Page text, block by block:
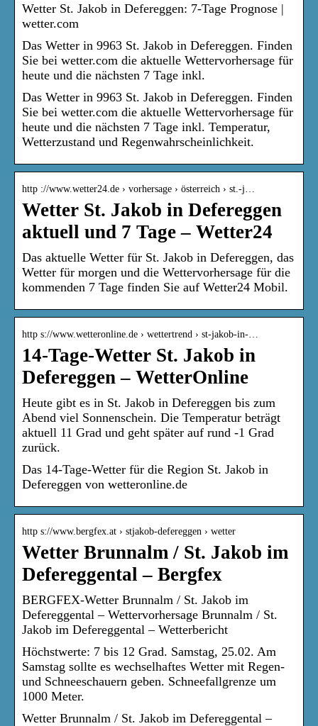
Wetter St. Jakob in Defereggen: 7-Tage Prognose |
wetter.com
Das Wetter in 9963 St. Jakob in Defereggen. Finden
Sie bei wetter.com die aktuelle Wettervorhersage für
heute und die nächsten 7 Tage inkl.
Das Wetter in 9963 St. Jakob in Defereggen. Finden
Sie bei wetter.com die aktuelle Wettervorhersage für
heute und die nächsten 7 Tage inkl. Temperatur,
Wetterzustand und Regenwahrscheinlichkeit.
http ://www.wetter24.de › vorhersage › österreich › st.-j…
Wetter St. Jakob in Defereggen
aktuell und 7 Tage – Wetter24
Das aktuelle Wetter für St. Jakob in Defereggen, das
Wetter für morgen und die Wettervorhersage für die
kommenden 7 Tage finden Sie auf Wetter24 Mobil.
http s://www.wetteronline.de › wettertrend › st-jakob-in-…
14-Tage-Wetter St. Jakob in
Defereggen – WetterOnline
Heute gibt es in St. Jakob in Defereggen bis zum
Abend viel Sonnenschein. Die Temperatur beträgt
aktuell 11 Grad und geht später auf rund -1 Grad
zurück.
Das 14-Tage-Wetter für die Region St. Jakob in
Defereggen von wetteronline.de
http s://www.bergfex.at › stjakob-defereggen › wetter
Wetter Brunnalm / St. Jakob im
Defereggental – Bergfex
BERGFEX-Wetter Brunnalm / St. Jakob im
Defereggental – Wettervorhersage Brunnalm / St.
Jakob im Defereggental – Wetterbericht
Höchstwerte: 7 bis 12 Grad. Samstag, 25.02. Am
Samstag sollte es wechselhaftes Wetter mit Regen-
und Schneeschauern geben. Schneefallgrenze um
1000 Meter.
Wetter Brunnalm / St. Jakob im Defereggental –